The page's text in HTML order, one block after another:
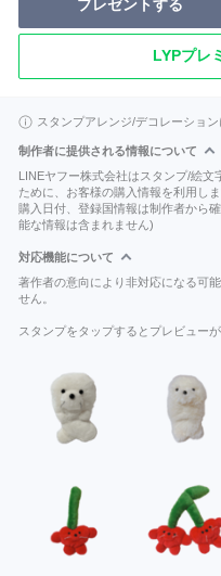
プレゼントする
LYPプレ
スタンプアレンジ/デコレーショ
制作者に提供される情報について
LINEヤフー株式会社はスタンプ/絵
ために、お客様の購入情報を利用しま
購入日付、登録国情報は制作者から
能な情報は含まれません)
対応機能について
著作者の意向により非対応になる可
せん。
スタンプをタップするとプレビューが